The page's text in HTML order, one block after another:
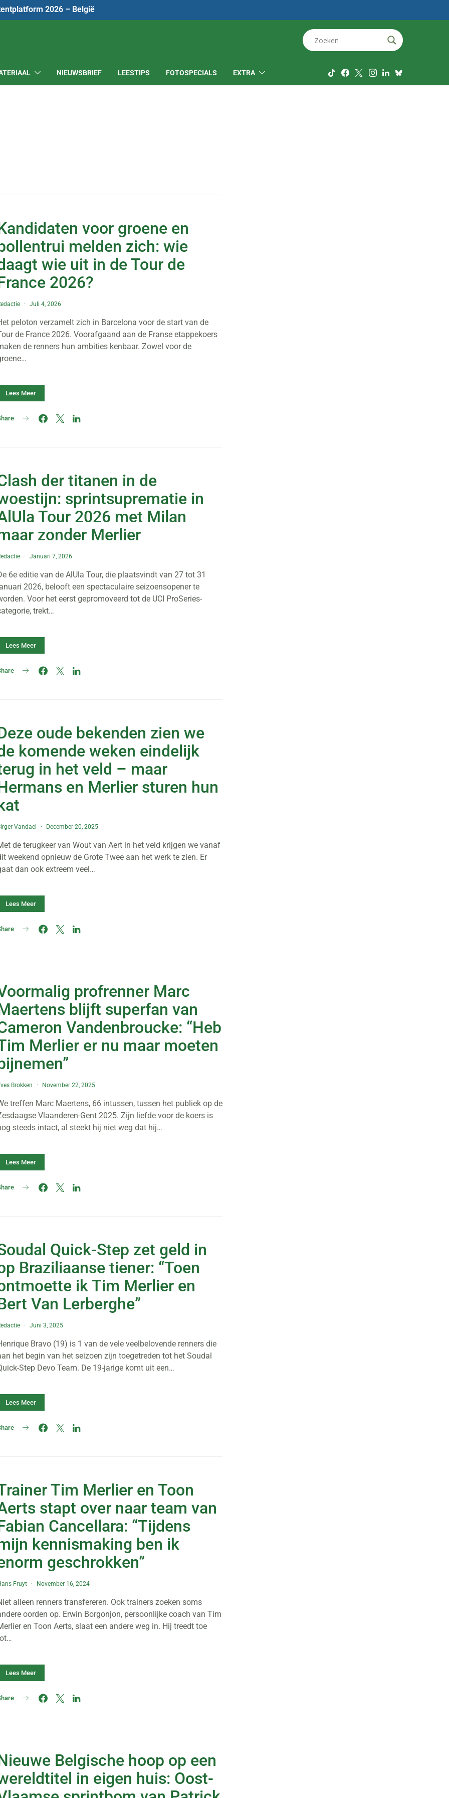
2026 – België
NIEUWSBRIEF LEESTIPS FOTOSPECIALS EXTRA
voor groene en
melden zich: wie
wie uit in de Tour de
2026?
Juli 4, 2026
peloton verzamelt zich in Barcelona voor de start van de
de France 2026. Voorafgaand aan de Franse etappekoers
de renners hun ambities kenbaar. Zowel voor de
Lees Meer
der titanen in de
sprintsuprematie in
Tour 2026 met Milan
zonder Merlier
Januari 7, 2026
6e editie van de AlUla Tour, die plaatsvindt van 27 tot 31
2026, belooft een spectaculaire seizoensopener te
Voor het eerst gepromoveerd tot de UCI ProSeries-
trekt…
Lees Meer
oude bekenden zien we
komende weken eindelijk
in het veld – maar
en Merlier sturen hun
Vandael December 20, 2025
de terugkeer van Wout van Aert in het veld krijgen we vanaf
weekend opnieuw de Grote Twee aan het werk te zien. Er
dan ook extreem veel…
Lees Meer
profrenner Marc
blijft superfan van
Vandenbroucke: “Heb
Merlier er nu maar moeten
Brokken November 22, 2025
treffen Marc Maertens, 66 intussen, tussen het publiek op de
Vlaanderen-Gent 2025. Zijn liefde voor de koers is
steeds intact, al steekt hij niet weg dat hij…
Lees Meer
Quick-Step zet geld in
Braziliaanse tiener: “Toen
ik Tim Merlier en
Van Lerberghe”
Juni 3, 2025
Bravo (19) is 1 van de vele veelbelovende renners die
het begin van het seizoen zijn toegetreden tot het Soudal
Step Devo Team. De 19-jarige komt uit een…
Lees Meer
Tim Merlier en Toon
stapt over naar team van
Cancellara: “Tijdens
kennismaking ben ik
geschrokken”
Fruyt November 16, 2024
alleen renners transfereren. Ook trainers zoeken soms
oorden op. Erwin Borgonjon, persoonlijke coach van Tim
en Toon Aerts, slaat een andere weg in. Hij treedt toe
Lees Meer
Belgische hoop op een
in eigen huis: Oost-